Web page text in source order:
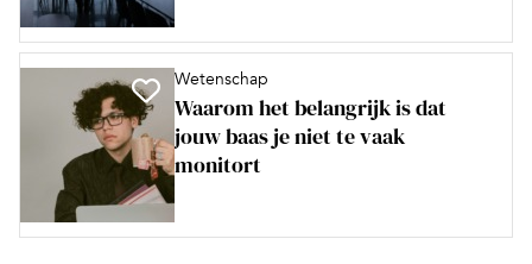
Wetenschap
Waarom het belangrijk is dat
jouw baas je niet te vaak
monitort